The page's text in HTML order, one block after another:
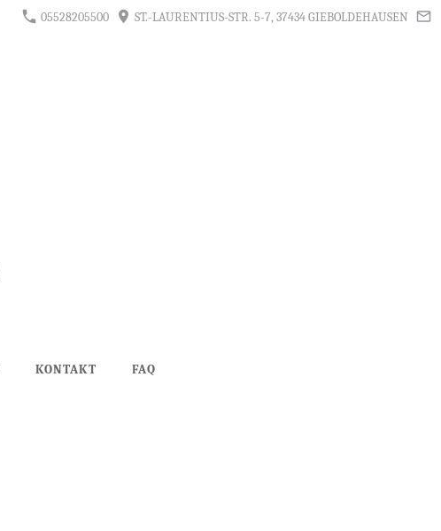
05528205500 ST.-LAURENTIUS-STR. 5-7, 37434 GIEBOLDEHAUSEN
KONTAKT FAQ